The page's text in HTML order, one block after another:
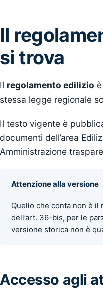
Il
si trova
Il regolamento edilizio
stessa legge regionale
Il testo vigente è
documenti dell’area
Amministrazione
Attenzione alla versione
Quello che conta non è
dell’art. 36-bis, per le
versione storica non è
Accesso agli